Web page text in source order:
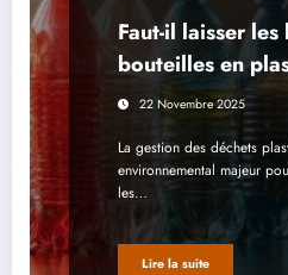
Faut-il laisser
bouteilles en
22 Novembre 2025
La gestion des déchets
environnemental majeur
les…
Lire la suite